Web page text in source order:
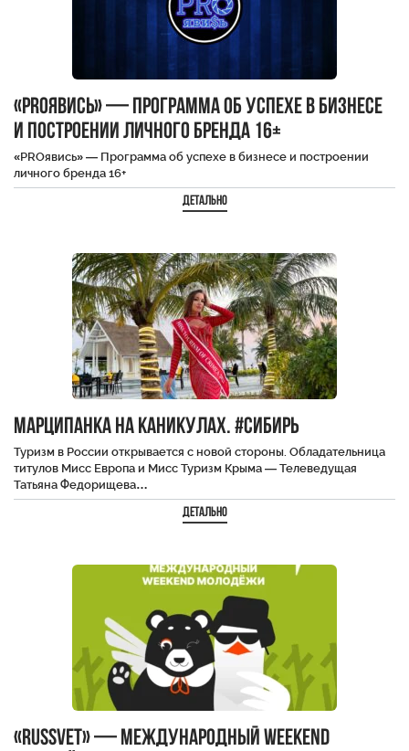
«PROявись» — Программа об успехе в бизнесе
и построении личного бренда 16+
«PROявись» — Программа об успехе в бизнесе и построении
личного бренда 16+
Детально
Марципанка на каникулах. #Сибирь
Туризм в России открывается с новой стороны. Обладательница
титулов Мисс Европа и Мисс Туризм Крыма — Телеведущая
Татьяна Федорищева…
Детально
«RUSSVET» — Международный weekend